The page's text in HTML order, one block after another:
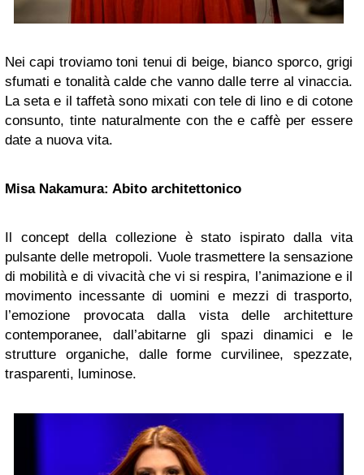
Nei capi troviamo toni tenui di beige, bianco sporco, grigi
sfumati e tonalità calde che vanno dalle terre al vinaccia.
La seta e il taffetà sono mixati con tele di lino e di cotone
consunto, tinte naturalmente con the e caffè per essere
date a nuova vita.
Misa Nakamura: Abito architettonico
Il concept della collezione è stato ispirato dalla vita
pulsante delle metropoli. Vuole trasmettere la sensazione
di mobilità e di vivacità che vi si respira, l’animazione e il
movimento incessante di uomini e mezzi di trasporto,
l’emozione provocata dalla vista delle architetture
contemporanee, dall’abitarne gli spazi dinamici e le
strutture organiche, dalle forme curvilinee, spezzate,
trasparenti, luminose.